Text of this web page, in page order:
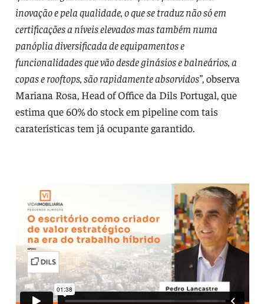
inovação e pela qualidade, o que se traduz não só em
certificações a níveis elevados mas também numa
panóplia diversificada de equipamentos e
funcionalidades que vão desde ginásios e balneários, a
copas e rooftops, são rapidamente absorvidos”, observa
Mariana Rosa, Head of Office da Dils Portugal, que
estima que 60% do stock em pipeline com tais
caraterísticas tem já ocupante garantido.